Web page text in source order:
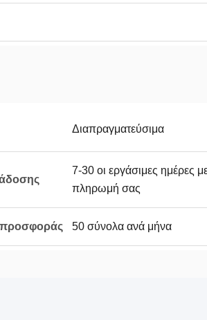
Διαπραγματεύσιμα
7-30 οι εργάσιμες ημέρες
πληρωμή σας
προσφοράς 50 σύνολα ανά μήνα